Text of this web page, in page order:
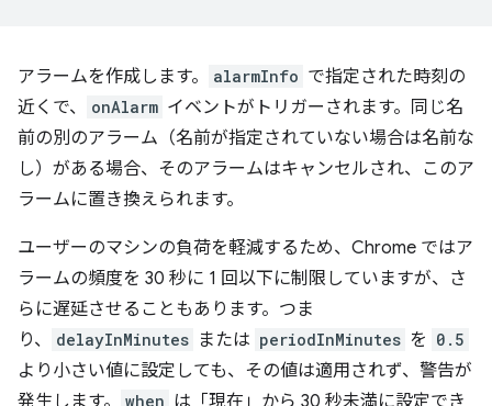
アラームを作成します。 alarmInfo で指定された時刻の
近くで、
onAlarm イベントがトリガーされます。同じ名
前の別のアラーム（名前が指定されていない場合は名前な
し）がある場合、そのアラームはキャンセルされ、このア
ラームに置き換えられます。
ユーザーのマシンの負荷を軽減するため、Chrome ではア
ラームの頻度を 30 秒に 1 回以下に制限していますが、さ
らに遅延させることもあります。つま
り、
delayInMinutes または periodInMinutes を 0.5
より小さい値に設定しても、その値は適用されず、警告が
発生します。
when は「現在」から 30 秒未満に設定でき